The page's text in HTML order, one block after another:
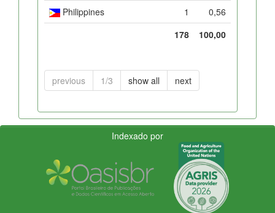
Philippines
1
0,56
178
100,00
previous 1/3 show all next
Indexado por